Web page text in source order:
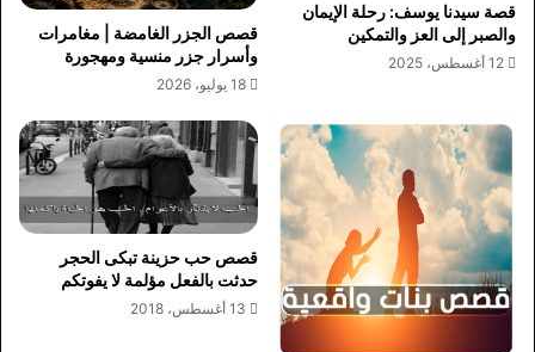
قصة سيدنا يوسف: رحلة الإيمان
والصبر إلى العز والتمكين
12 أغسطس، 2025
قصص الجزر الغامضة | مغامرات
وأسرار جزر منسية ومهجورة
18 يوليو، 2026
قصص حب حزينة تبكى الحجر
حدثت بالفعل مؤلمة لا يفوتكم
13 أغسطس، 2018